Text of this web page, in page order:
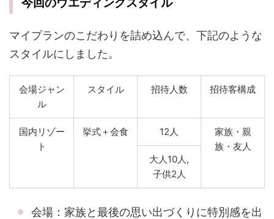
今回のウエディングスタイル
マイプランのこだわりを詰め込んで、下記のような
スタイルにしました。
会場ジャン
ル
スタイル 招待人数 招待客構成
国内リゾー
ト
挙式＋会食 12人
家族・親
族・友人
大人10人,
子供2人
会場：家族と最後の思い出づくりに特別感を出